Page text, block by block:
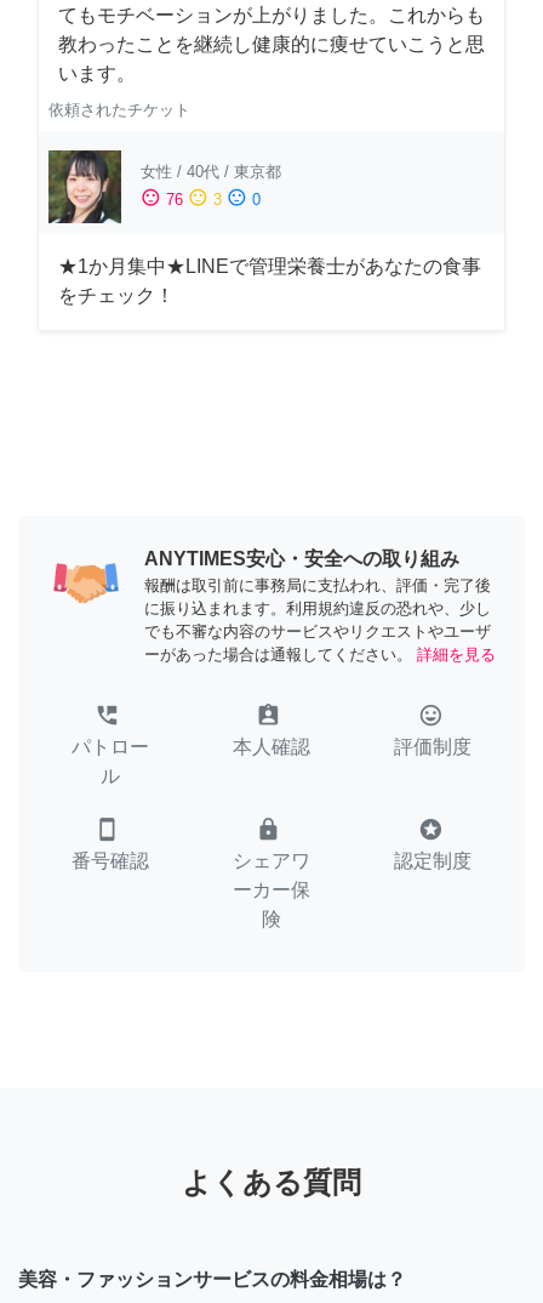
てもモチベーションが上がりました。これからも
教わったことを継続し健康的に痩せていこうと思
います。
依頼されたチケット
女性 / 40代 / 東京都
sentiment_satisfied 76 sentiment_neutral 3 sentiment_dissatisfied 0
★1か月集中★LINEで管理栄養士があなたの食事
をチェック！
ANYTIMES安心・安全への取り組み
報酬は取引前に事務局に支払われ、評価・完了後
に振り込まれます。利用規約違反の恐れや、少し
でも不審な内容のサービスやリクエストやユーザ
ーがあった場合は通報してください。
詳細を見る
perm_phone_msg
パトロー
ル
assignment_ind
本人確認
tag_faces
評価制度
smartphone
番号確認
lock
シェアワ
ーカー保
険
stars
認定制度
よくある質問
美容・ファッションサービスの料金相場は？